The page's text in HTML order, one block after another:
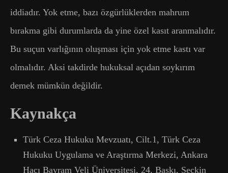
iddiadır. Yok etme, bazı özgürlüklerden mahrum
bırakma gibi durumlarda da yine özel kasıt aranmalıdır.
Bu suçun varlığının oluşması için yok etme kastı var
olmalıdır. Aksi takdirde hukuksal açıdan soykırım
demek mümkün değildir.
Kaynakça
Türk Ceza Hukuku Mevzuatı, Cilt.1, Türk Ceza
Hukuku Uygulama ve Araştırma Merkezi, Ankara
Hacı Bayram Veli Üniversitesi, 24. Baskı, Seçkin